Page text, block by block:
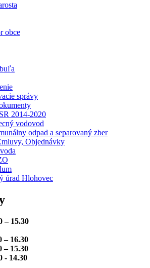
obce
správy
2014-2020
vodovod
odpad a separovaný zber
Objednávky
úrad Hlohovec
– 15.30
– 16.30
– 15.30
- 14.30